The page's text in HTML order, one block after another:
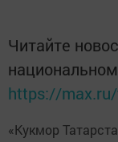
Читайте
https://
«Кукмор